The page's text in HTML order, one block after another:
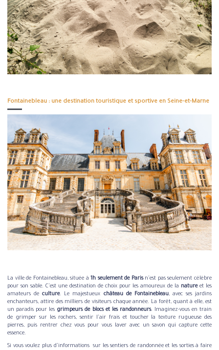
Fontainebleau : une destination touristique et sportive en Seine-et-Marne
La ville de Fontainebleau, située à 1h seulement de Parisn'est pas seulement célèbre
pour son sable. C'est une destination de choix pour les amoureux de la natureet les
amateurs deculture. Le majestueux château de Fontainebleau, avec ses jardins
enchanteurs, attire des milliers de visiteurs chaque année. La forêt, quant à elle, est
un paradis pour les grimpeurs de blocs et les randonneurs. Imaginez-vous en train
de grimper sur les rochers, sentir l'air frais et toucher la texture rugueuse des
pierres, puis rentrer chez vous pour vous laver avec un savon qui capture cette
essence.
Si vous voulez plus d'informations sur les sentiers de randonnée et les sorties à faire